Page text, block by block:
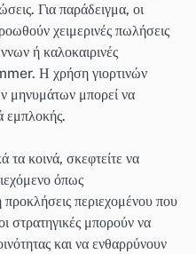
Για παράδειγμα, οι
χειμερινές πωλήσεις
ή καλοκαιρινές
Η χρήση γιορτινών
μηνυμάτων μπορεί να
εμπλοκής.
τα κοινά, σκεφτείτε να
όπως
περιεχομένου που
στρατηγικές μπορούν να
και να ενθαρρύνουν